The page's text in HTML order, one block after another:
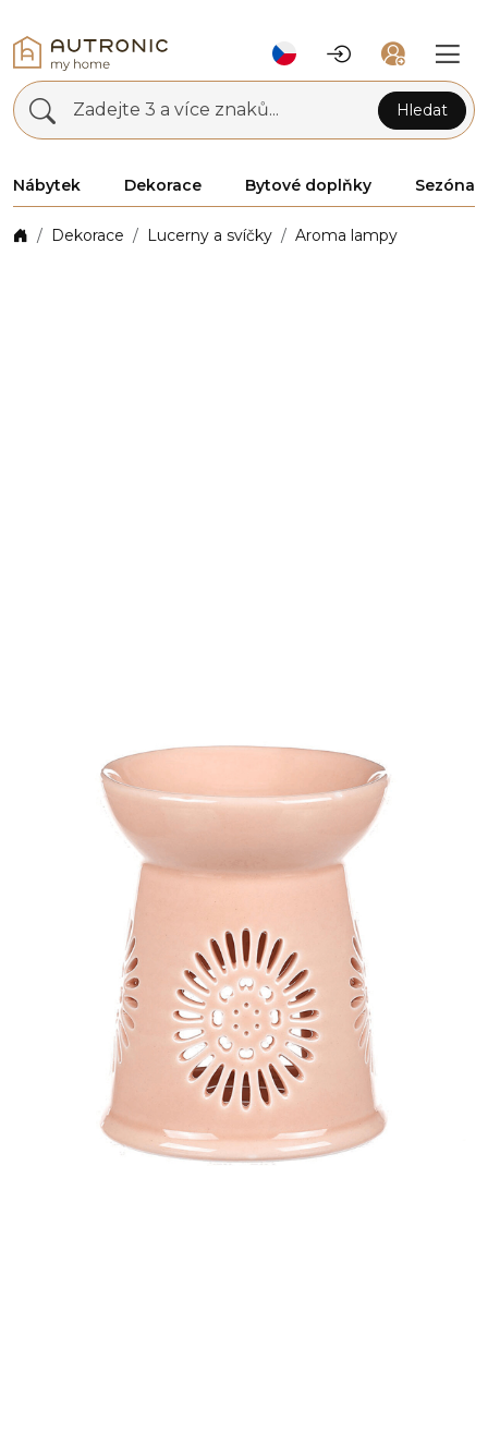
Zadejte 3 a více znaků... Hledat
Nábytek Dekorace Bytové doplňky Sezóna
Dekorace Lucerny a svíčky Aroma lampy